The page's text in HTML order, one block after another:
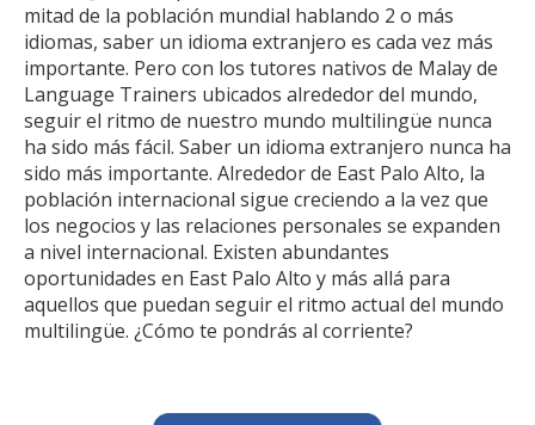
mitad de la población mundial hablando 2 o más
idiomas, saber un idioma extranjero es cada vez más
importante. Pero con los tutores nativos de Malay de
Language Trainers ubicados alrededor del mundo,
seguir el ritmo de nuestro mundo multilingüe nunca
ha sido más fácil. Saber un idioma extranjero nunca ha
sido más importante. Alrededor de East Palo Alto, la
población internacional sigue creciendo a la vez que
los negocios y las relaciones personales se expanden
a nivel internacional. Existen abundantes
oportunidades en East Palo Alto y más allá para
aquellos que puedan seguir el ritmo actual del mundo
multilingüe. ¿Cómo te pondrás al corriente?